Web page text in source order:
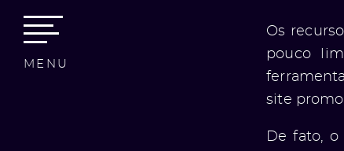
MENU
Os
pouco
site
De fato,